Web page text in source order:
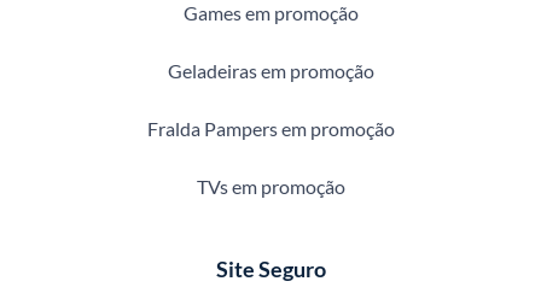
Games em promoção
Geladeiras em promoção
Fralda Pampers em promoção
TVs em promoção
Site Seguro